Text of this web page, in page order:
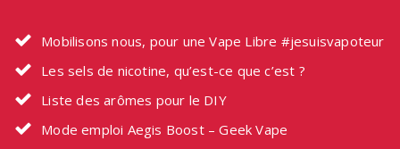
Mobilisons nous, pour une Vape Libre #jesuisvapoteur
Les sels de nicotine, qu’est-ce que c’est ?
Liste des arômes pour le DIY
Mode emploi Aegis Boost – Geek Vape